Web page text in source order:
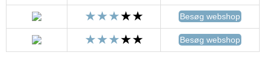
Besøg webshop
Besøg webshop